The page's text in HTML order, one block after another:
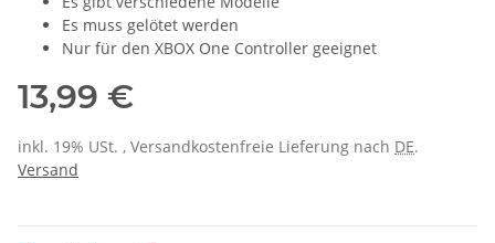
Es muss gelötet werden
Nur für den XBOX One Controller geeignet
13,99 €
inkl. 19% USt. , Versandkostenfreie Lieferung nach DE.
Versand